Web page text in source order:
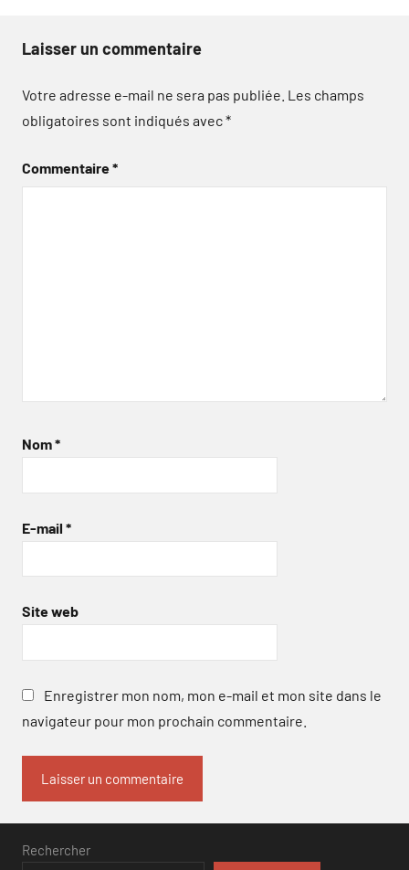
Laisser un commentaire
Votre adresse e-mail ne sera pas publiée. Les champs
obligatoires sont indiqués avec*
Commentaire*
Nom*
E-mail *
Site web
Enregistrer mon nom, mon e-mail et mon site dans le
navigateur pour mon prochain commentaire.
Rechercher